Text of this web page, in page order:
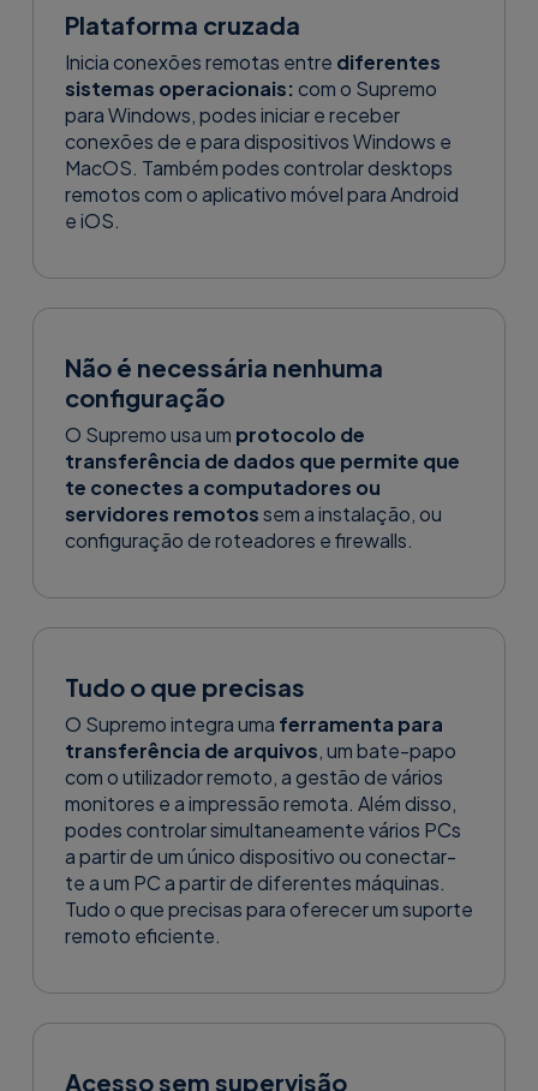
Plataforma cruzada
Inicia conexões remotas entre diferentes
sistemas operacionais: com o Supremo
para Windows, podes iniciar e receber
conexões de e para dispositivos Windows e
MacOS. Também podes controlar desktops
remotos com o aplicativo móvel para Android
e iOS.
Não é necessária nenhuma
configuração
O Supremo usa um protocolo de
transferência de dados que permite que
te conectes a computadores ou
servidores remotossem a instalação, ou
configuração de roteadores e firewalls.
Tudo o que precisas
O Supremo integra uma ferramenta para
transferência de arquivos, um bate-papo
com o utilizador remoto, a gestão de vários
monitores e a impressão remota. Além disso,
podes controlar simultaneamente vários PCs
a partir de um único dispositivo ou conectar-
te a um PC a partir de diferentes máquinas.
Tudo o que precisas para oferecer um suporte
remoto eficiente.
Acesso sem supervisão